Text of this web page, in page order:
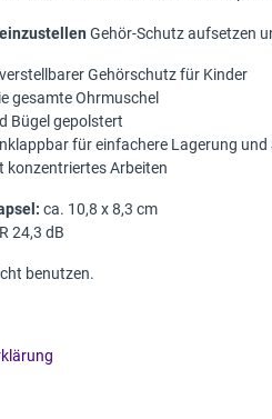
Gehör-Schutz aufsetzen
Gehörschutz für Kinder
gesamte Ohrmuschel
Bügel gepolstert
für einfachere Lagerung
konzentriertes Arbeiten
ca. 10,8 x 8,3 cm
24,3 dB
benutzen.